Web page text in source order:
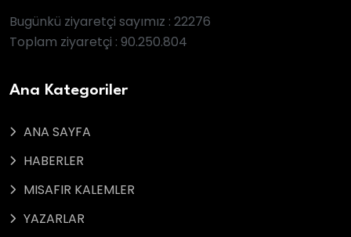
Bugünkü ziyaretçi sayımız : 22276
Toplam ziyaretçi : 90.250.804
Ana Kategoriler
ANA SAYFA
HABERLER
MISAFIR KALEMLER
YAZARLAR